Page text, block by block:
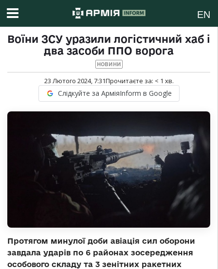
EN
Воїни ЗСУ уразили логістичний хаб і
два засоби ППО ворога
НОВИНИ
23 Лютого 2024, 7:31Прочитаєте за: < 1 хв.
Слідкуйте за АрміяInform в Google
Протягом минулої доби авіація сил оборони
завдала ударів по 6 районах зосередження
особового складу та 3 зенітних ракетних